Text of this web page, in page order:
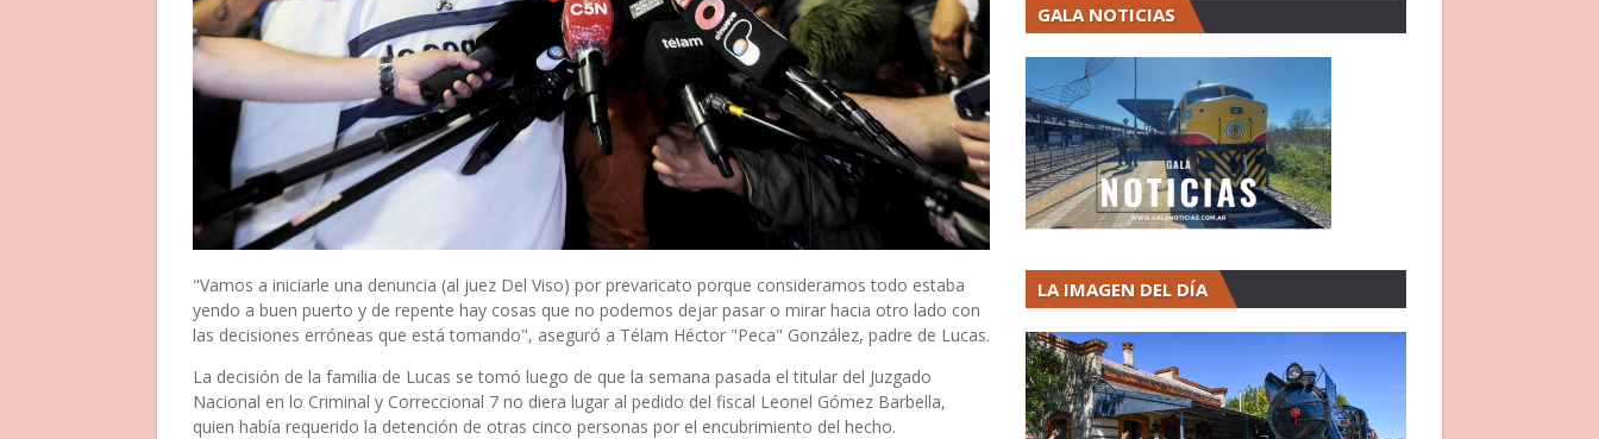
"Vamos a iniciarle una denuncia (al juez Del Viso) por prevaricato porque consideramos todo estaba
yendo a buen puerto y de repente hay cosas que no podemos dejar pasar o mirar hacia otro lado con
las decisiones erróneas que está tomando", aseguró a Télam Héctor "Peca" González, padre de Lucas.
La decisión de la familia de Lucas se tomó luego de que la semana pasada el titular del Juzgado
Nacional en lo Criminal y Correccional 7 no diera lugar al pedido del fiscal Leonel Gómez Barbella,
quien había requerido la detención de otras cinco personas por el encubrimiento del hecho.
GALA NOTICIAS
LA IMAGEN DEL DÍA